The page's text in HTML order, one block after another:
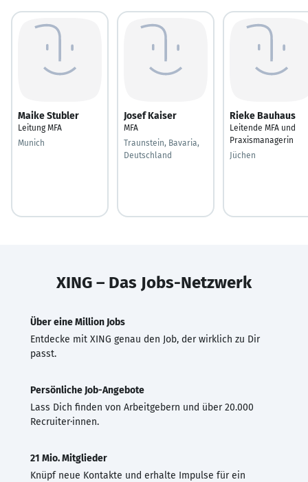
Maike Stubler
Leitung MFA
Munich
Josef Kaiser
MFA
Traunstein, Bavaria,
Deutschland
Rieke Bauhaus
Leitende MFA und
Praxismanagerin
Jüchen
XING – Das Jobs-Netzwerk
Über eine Million Jobs
Entdecke mit XING genau den Job, der wirklich zu Dir
passt.
Persönliche Job-Angebote
Lass Dich finden von Arbeitgebern und über 20.000
Recruiter·innen.
21 Mio. Mitglieder
Knüpf neue Kontakte und erhalte Impulse für ein